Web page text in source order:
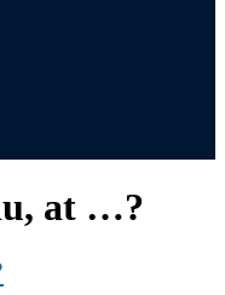
at …?